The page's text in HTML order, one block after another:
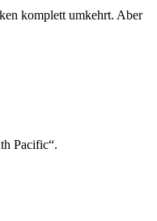
komplett umkehrt. Aber
Pacific“.